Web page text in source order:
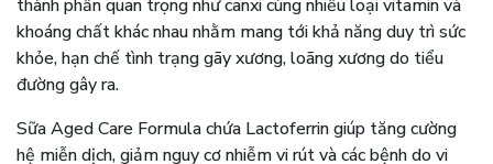
thành phần quan trọng như canxi cùng nhiều loại vitamin và
khoáng chất khác nhau nhằm mang tới khả năng duy trì sức
khỏe, hạn chế tình trạng gãy xương, loãng xương do tiểu
đường gây ra.
Sữa Aged Care Formula chứa Lactoferrin giúp tăng cường
hệ miễn dịch, giảm nguy cơ nhiễm vi rút và các bệnh do vi